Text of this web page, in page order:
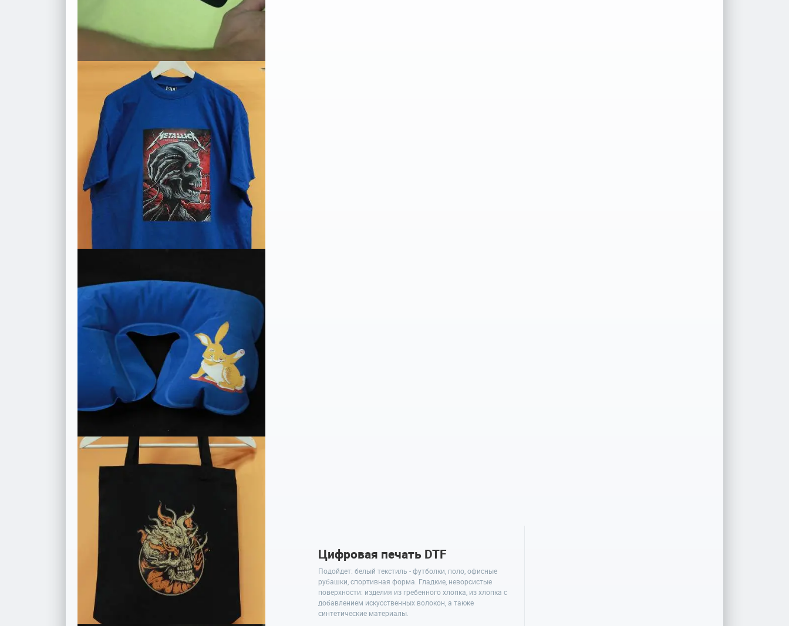
Цифровая печать DTF
Подойдет: белый текстиль - футболки, поло, офисные
рубашки, спортивная форма. Гладкие, неворсистые
поверхности: изделия из гребенного хлопка, из хлопка с
добавлением искусственных волокон, а также
синтетические материалы.